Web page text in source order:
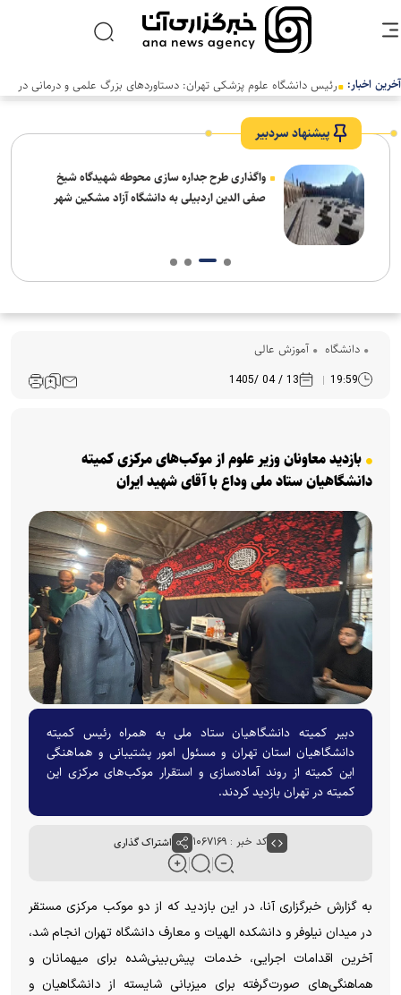
آخرین اخبار: رئیس دانشگاه علوم پزشکی تهران: دستاوردهای بزرگ علمی و درمانی در
پیشنهاد سردبیر
واگذاری طرح جداره سازی محوطه شهیدگاه شیخ
صفی الدین اردبیلی به دانشگاه آزاد مشکین شهر
دانشگاه آموزش عالی
19:59
13 / 04 /1405
بازدید معاونان وزیر علوم از موکب‌های مرکزی کمیته
دانشگاهیان ستاد ملی وداع با آقای شهید ایران
دبیر کمیته دانشگاهیان ستاد ملی به همراه رئیس کمیته
دانشگاهیان استان تهران و مسئول امور پشتیبانی و هماهنگی
این کمیته از روند آماده‌سازی و استقرار موکب‌های مرکزی این
کمیته در تهران بازدید کردند.
کد خبر : ۱۰۶۷۱۶۹ اشتراک گذاری
به گزارش خبرگزاری آنا، در این بازدید که از دو موکب مرکزی مستقر
در میدان نیلوفر و دانشکده الهیات و معارف دانشگاه تهران انجام شد،
آخرین اقدامات اجرایی، خدمات پیش‌بینی‌شده برای میهمانان و
هماهنگی‌های صورت‌گرفته برای میزبانی شایسته از دانشگاهیان و